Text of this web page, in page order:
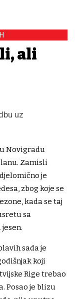
ali
uz
Novigradu
Zamisli
je
zbog koje se
kada se taj
sa
sada je
koji
Rige trebao
Posao je blizu